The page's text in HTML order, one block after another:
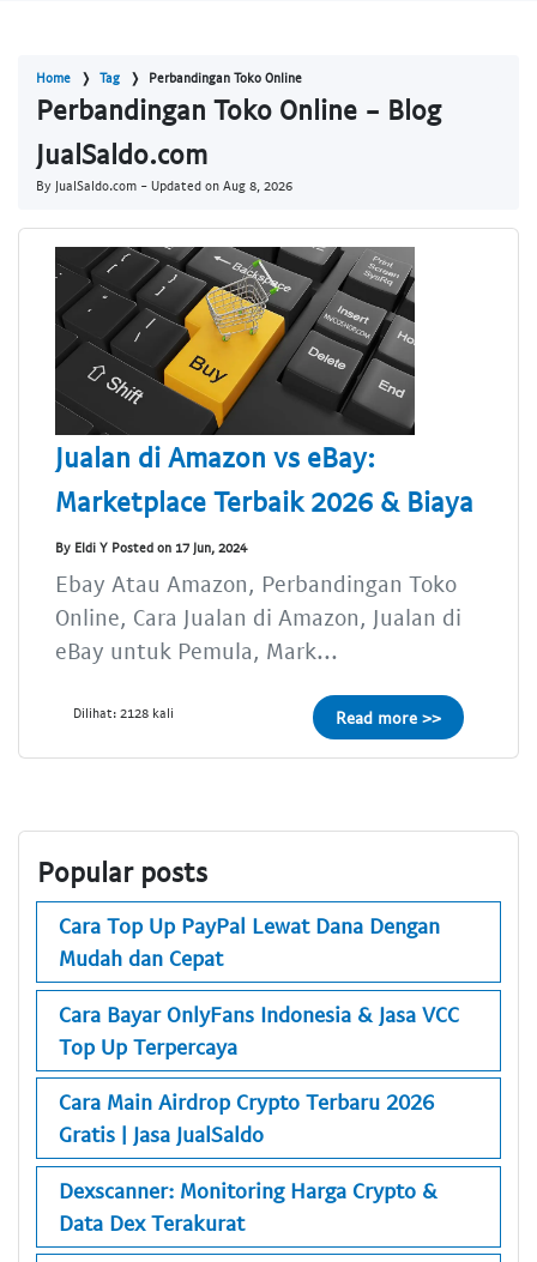
Home Tag Perbandingan Toko Online
Perbandingan Toko Online - Blog
JualSaldo.com
By JualSaldo.com - Updated on Aug 8, 2026
Jualan di Amazon vs eBay:
Marketplace Terbaik 2026 & Biaya
By Eldi Y Posted on 17 Jun, 2024
Ebay Atau Amazon, Perbandingan Toko
Online, Cara Jualan di Amazon, Jualan di
eBay untuk Pemula, Mark...
Dilihat: 2128 kali Read more >>
Popular posts
Cara Top Up PayPal Lewat Dana Dengan
Mudah dan Cepat
Cara Bayar OnlyFans Indonesia & Jasa VCC
Top Up Terpercaya
Cara Main Airdrop Crypto Terbaru 2026
Gratis | Jasa JualSaldo
Dexscanner: Monitoring Harga Crypto &
Data Dex Terakurat